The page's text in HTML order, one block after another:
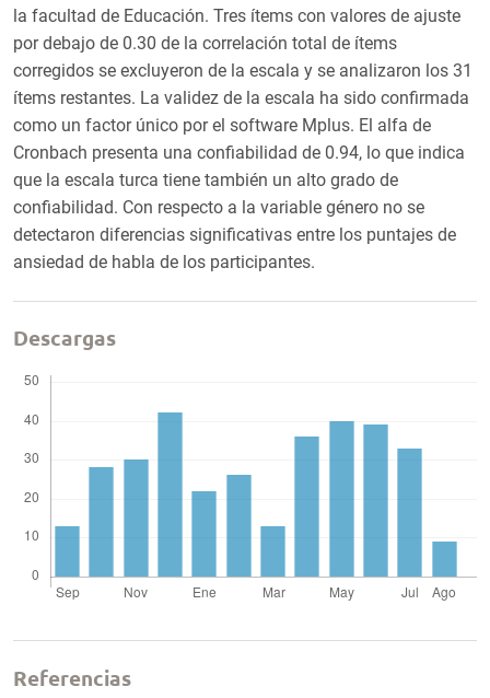
la facultad de Educación. Tres ítems con valores de ajuste
por debajo de 0.30 de la correlación total de ítems
corregidos se excluyeron de la escala y se analizaron los 31
ítems restantes. La validez de la escala ha sido confirmada
como un factor único por el software Mplus. El alfa de
Cronbach presenta una confiabilidad de 0.94, lo que indica
que la escala turca tiene también un alto grado de
confiabilidad. Con respecto a la variable género no se
detectaron diferencias significativas entre los puntajes de
ansiedad de habla de los participantes.
Descargas
Referencias